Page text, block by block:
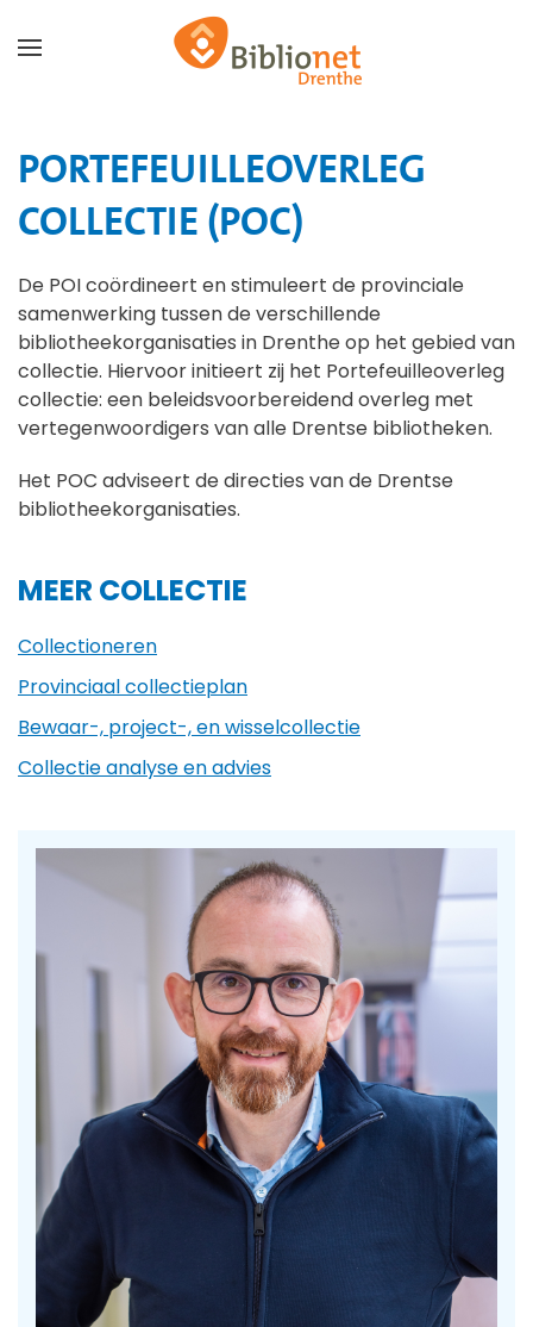
PORTEFEUILLEOVERLEG
COLLECTIE (POC)
De POI coördineert en stimuleert de provinciale
samenwerking tussen de verschillende
bibliotheekorganisaties in Drenthe op het gebied van
collectie. Hiervoor initieert zij het Portefeuilleoverleg
collectie: een beleidsvoorbereidend overleg met
vertegenwoordigers van alle Drentse bibliotheken.
Het POC adviseert de directies van de Drentse
bibliotheekorganisaties.
MEER COLLECTIE
Collectioneren
Provinciaal collectieplan
Bewaar-, project-, en wisselcollectie
Collectie analyse en advies